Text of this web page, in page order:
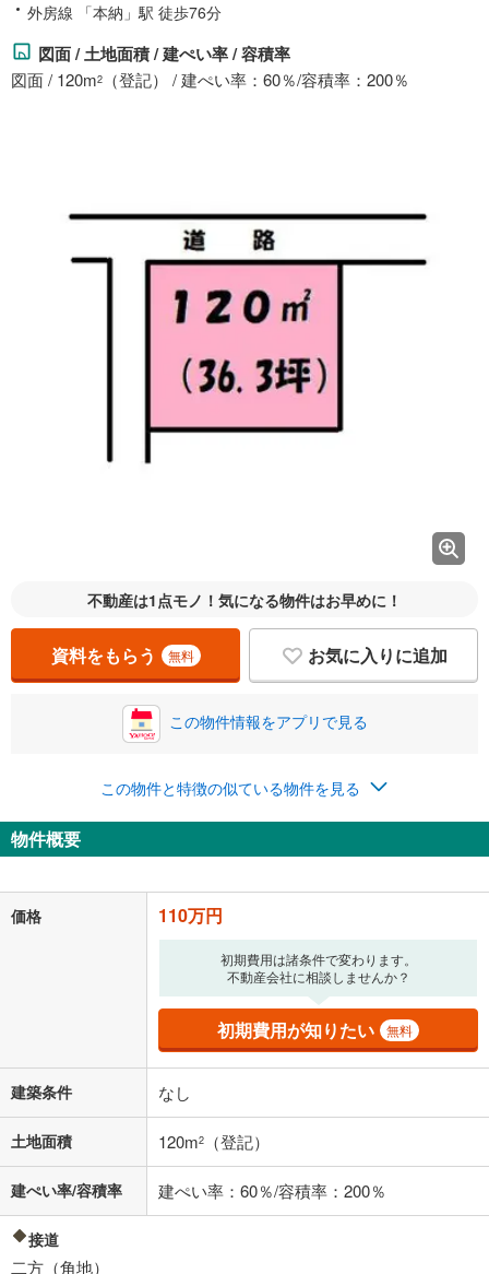
外房線 「本納」駅 徒歩76分
図面 / 土地面積 / 建ぺい率 / 容積率
図面 / 120m2 （登記） / 建ぺい率：60％/容積率：200％
不動産は1点モノ！気になる物件はお早めに！
資料をもらう 無料 お気に入りに追加
この物件情報をアプリで見る
この物件と特徴の似ている物件を見る
物件概要
価格 110万円
初期費用は諸条件で変わります。
不動産会社に相談しませんか？
初期費用が知りたい 無料
建築条件 なし
土地面積 120m2 （登記）
建ぺい率/容積率 建ぺい率：60％/容積率：200％
接道
二方（角地）